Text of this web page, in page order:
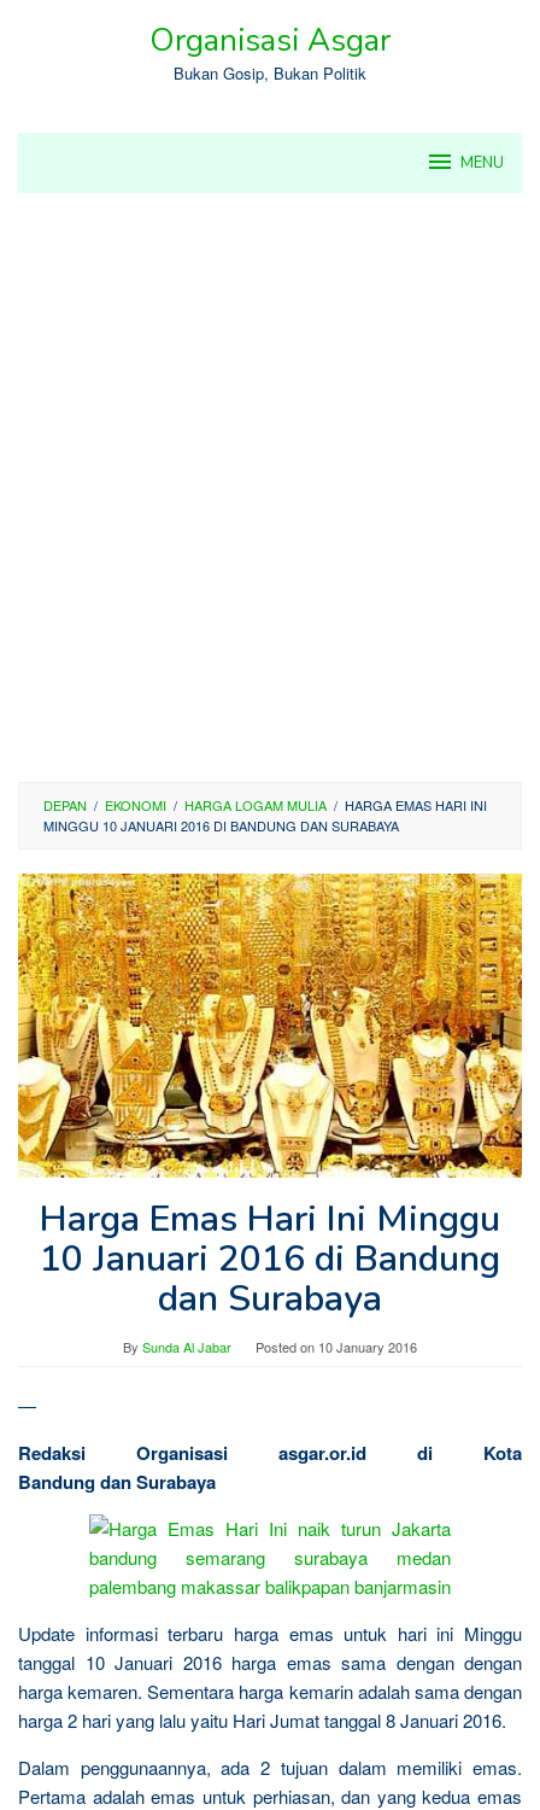
Organisasi Asgar
Bukan Gosip, Bukan Politik
MENU
DEPAN / EKONOMI / HARGA LOGAM MULIA / HARGA EMAS HARI INI
MINGGU 10 JANUARI 2016 DI BANDUNG DAN SURABAYA
Harga Emas Hari Ini Minggu
10 Januari 2016 di Bandung
dan Surabaya
By Sunda Al Jabar Posted on 10 January 2016
—
Redaksi Organisasi asgar.or.id di Kota
Bandung dan Surabaya
Update informasi terbaru harga emas untuk hari ini Minggu
tanggal 10 Januari 2016 harga emas sama dengan dengan
harga kemaren. Sementara harga kemarin adalah sama dengan
harga 2 hari yang lalu yaitu Hari Jumat tanggal 8 Januari 2016.
Dalam penggunaannya, ada 2 tujuan dalam memiliki emas.
Pertama adalah emas untuk perhiasan, dan yang kedua emas